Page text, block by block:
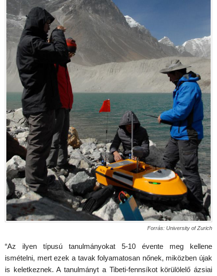
Forrás: University of Zurich
“Az ilyen típusú tanulmányokat 5-10 évente meg kellene
ismételni, mert ezek a tavak folyamatosan nőnek, miközben újak
is keletkeznek. A tanulmányt a Tibeti-fennsíkot körülölelő ázsiai